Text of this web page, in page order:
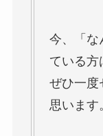
今、「
ている方
ぜひ一度
思います